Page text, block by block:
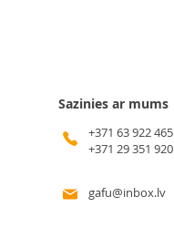
Sazinies ar mums
+371 63 922 465
+371 29 351 920
gafu@inbox.lv